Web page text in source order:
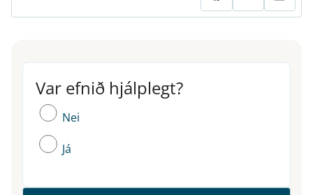
Var efnið hjálplegt?
Var efnið hjálplegt?
Nei
Já